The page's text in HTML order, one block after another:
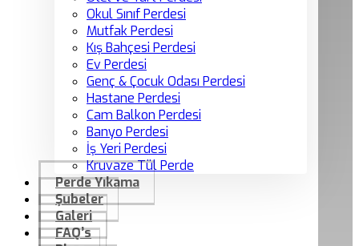
Okul Sınıf Perdesi
Mutfak Perdesi
Kış Bahçesi Perdesi
Ev Perdesi
Genç & Çocuk Odası Perdesi
Hastane Perdesi
Cam Balkon Perdesi
Banyo Perdesi
İş Yeri Perdesi
Kruvaze Tül Perde
Perde Yıkama
Şubeler
Galeri
FAQ’s